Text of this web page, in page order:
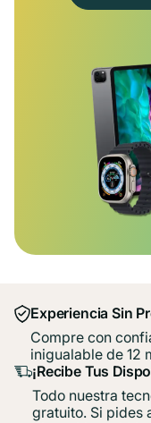
Experiencia Sin
Compre con
inigualable de 12
¡Recibe Tus
Todo nuestra
gratuito. Si pides